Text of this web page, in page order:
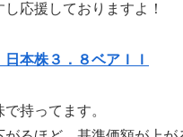
応援しておりますよ！
本株３．８ベアＩＩ
持ってます。